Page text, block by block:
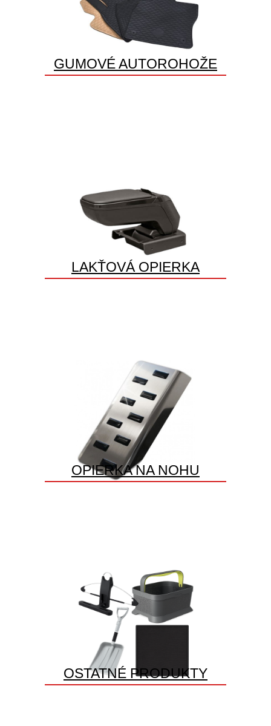
GUMOVÉ AUTOROHOŽE
LAKŤOVÁ OPIERKA
OPIERKA NA NOHU
OSTATNÉ PRODUKTY